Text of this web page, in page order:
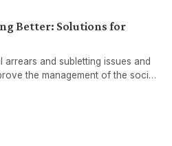
Better: Solutions for
arrears and subletting issues and
the management of the social
well-designed exit